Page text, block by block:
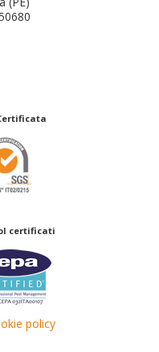
certificati
policy